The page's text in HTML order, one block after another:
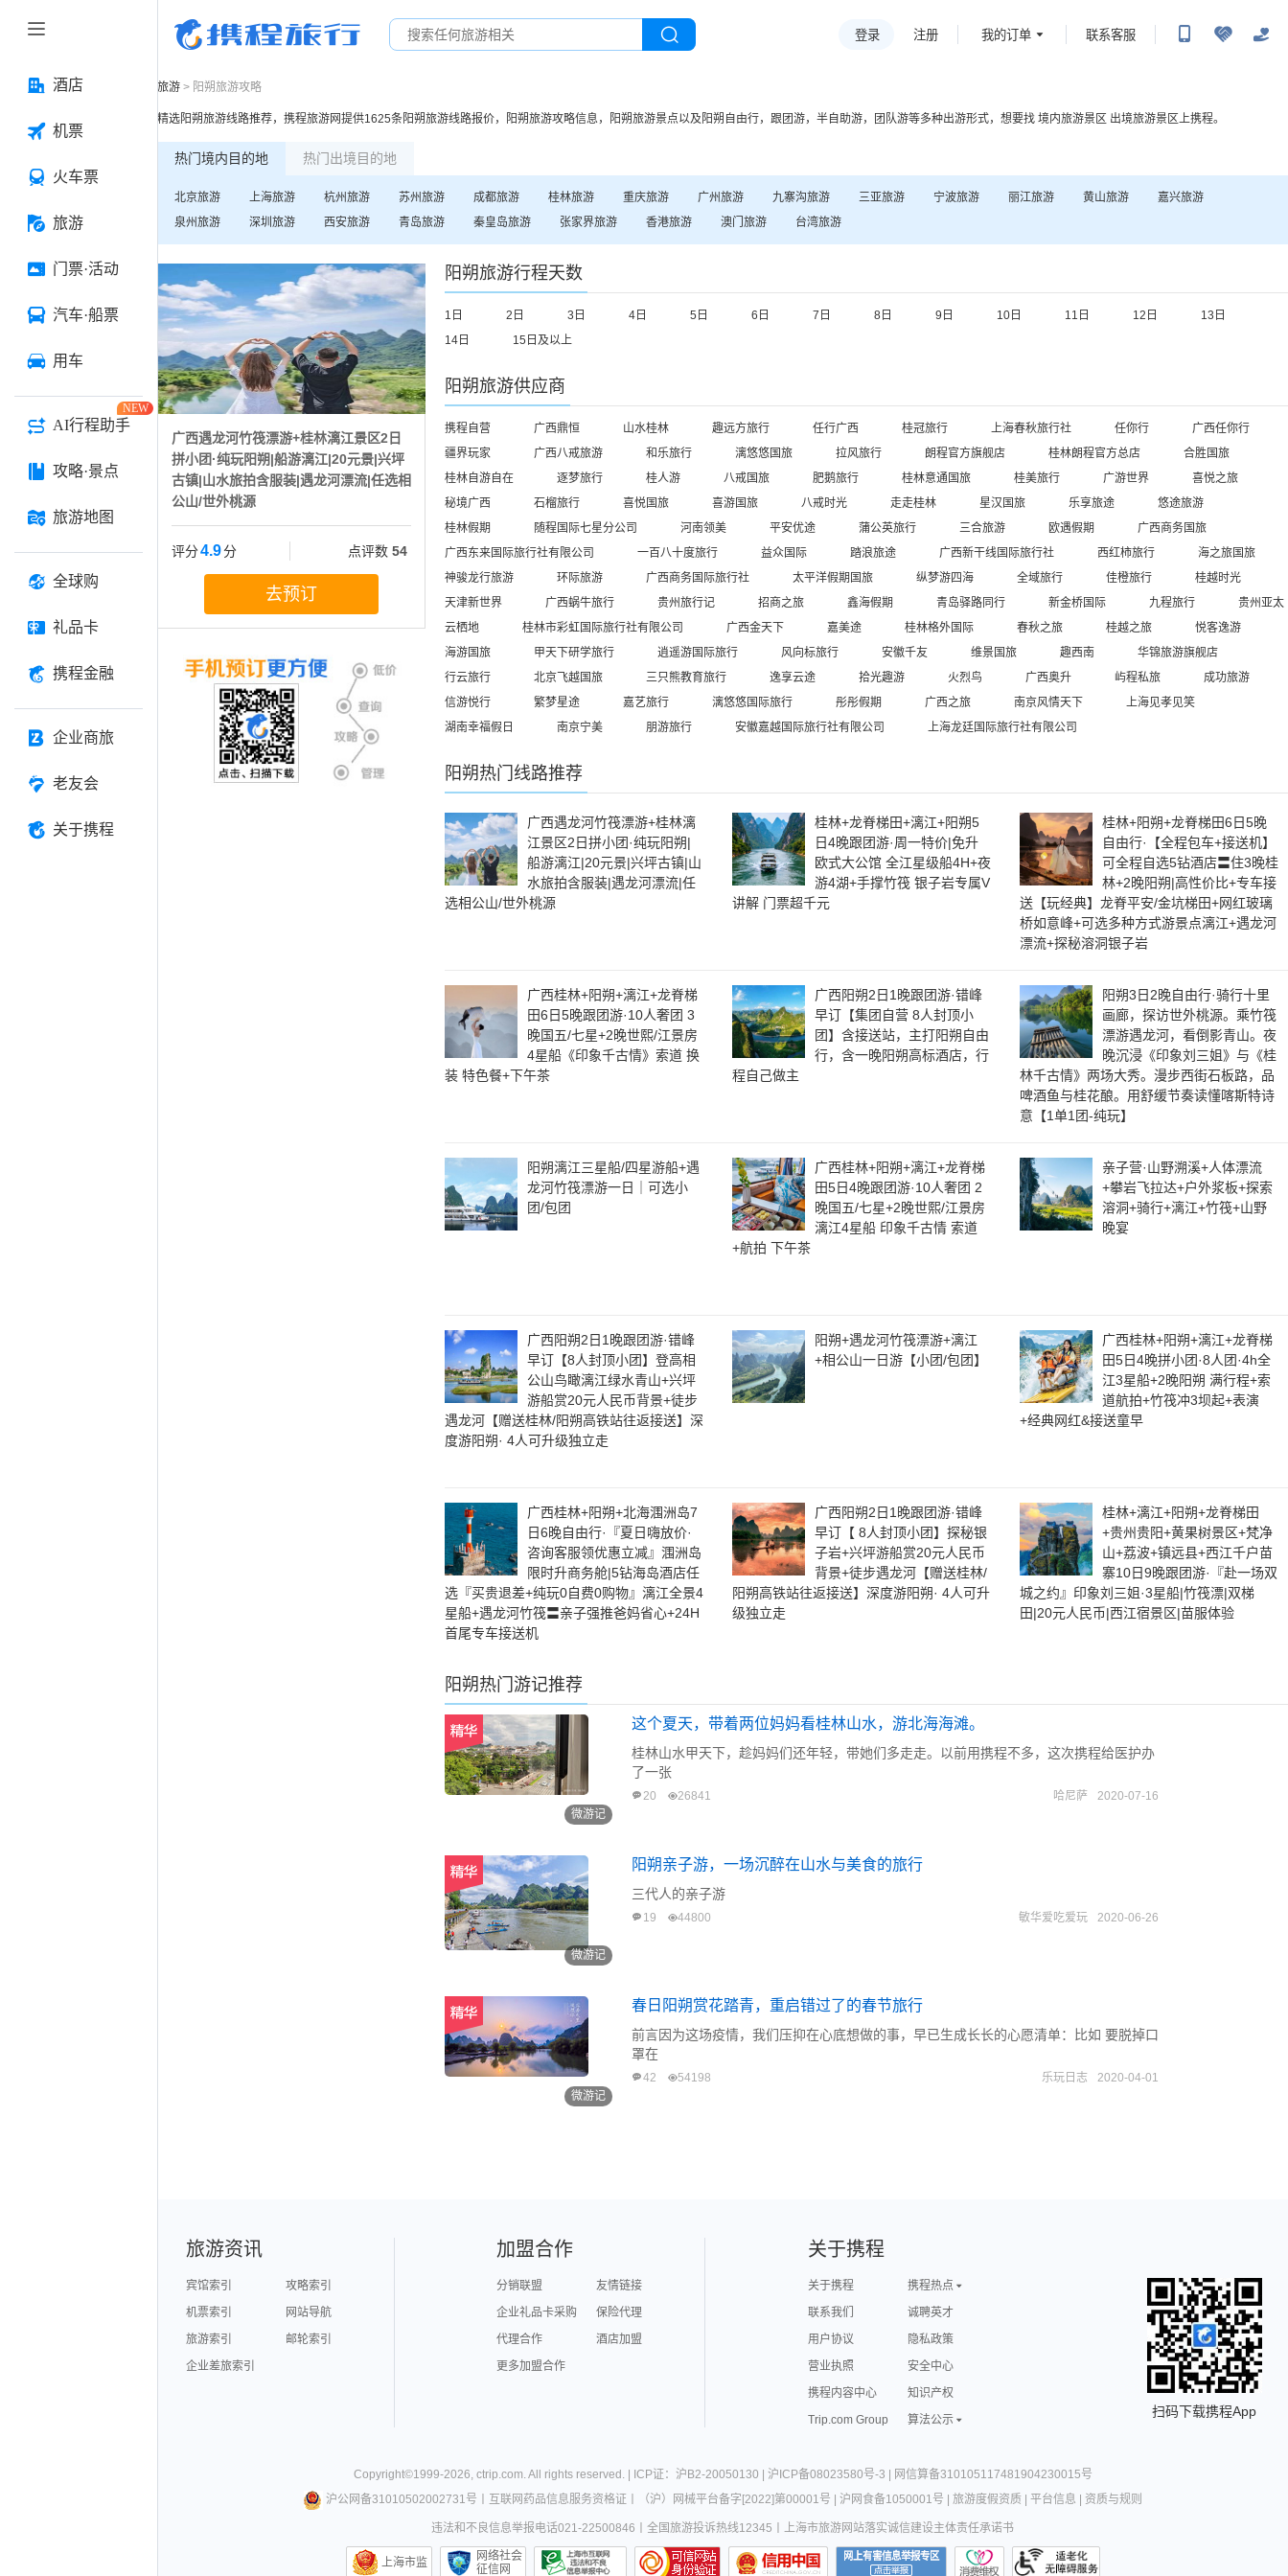
酒店
机票
火车票
旅游
门票·活动
汽车·船票
用车
AI行程助手
NEW
攻略·景点
旅游地图
全球购
礼品卡
携程金融
企业商旅
老友会
关于携程
登录 注册 我的订单 联系客服
旅游 > 阳朔旅游攻略
精选阳朔旅游线路推荐，携程旅游网提供1625条阳朔旅游线路报价， 阳朔旅游攻略信息， 阳朔旅游景点以及 阳朔 自由行，跟团游，半自助游，团队游等多种出游形式，想要找 境内旅游景区 出境旅游景区上携程。
热门境内目的地 热门出境目的地
北京旅游 上海旅游 杭州旅游 苏州旅游 成都旅游 桂林旅游 重庆旅游 广州旅游 九寨沟旅游 三亚旅游 宁波旅游 丽江旅游 黄山旅游 嘉兴旅游
泉州旅游 深圳 旅游 西安旅游 青岛旅游 秦皇岛旅游 张家界旅游 香港旅游 澳门 旅游 台湾旅游
广西遇龙河竹筏漂游+桂林漓江景区2日
拼小团·纯玩阳朔|船游漓江|20元景|兴坪
古镇|山水旅拍含服装|遇龙河漂流|任选相
公山/世外桃源
评分4.9分 点评数 54
去预订
阳朔旅游行程天数
1日 2日 3日 4日 5日 6日 7日 8日 9日 10日 11日 12日
13日
14日
15日及以上
阳朔旅游供应商
携程自营 广西鼎恒 山水桂林 趣远方旅行 任行广西 桂冠旅行 上海春秋旅行社 任你行
广西任你行
疆界玩家
广西八戒旅游 和乐旅行 漓悠悠国旅 拉风旅行 朗程官方旗舰店 桂林朗程官方总店
合胜国旅
桂林自游自在
逐梦旅行 桂人游 八戒国旅 肥鹅旅行 桂林意通国旅 桂美旅行 广游世界
喜悦之旅
秘境广西
石榴旅行 喜悦国旅 喜游国旅 八戒时光 走走桂林 星汉国旅 乐享旅途
悠途旅游
桂林假期
随程国际七星分公司 河南领美 平安优途 蒲公英旅行 三合旅游 欧遇假期
广西商务国旅
广西东来国际旅行社有限公司
一百八十度旅行 益众国际 踏浪旅途 广西新干线国际旅行社 西红柿旅行
海之旅国旅
神骏龙行旅游
环际旅游 广西商务国际旅行社 太平洋假期国旅 纵梦游四海 全域旅行 佳橙旅行
桂越时光
天津新世界
广西蜗牛旅行 贵州旅行记 招商之旅 鑫海假期 青岛驿路同行 新金桥国际 九程旅行
贵州亚太
云栖地
桂林市彩虹国际旅行社有限公司 广西金天下 嘉美途 桂林格外国际 春秋之旅 桂越之旅
悦客逸游
海游国旅
甲天下研学旅行 逍遥游国际旅行 风向标旅行 安徽千友 维景国旅 趣西南
华锦旅游旗舰店
行云旅行
北京飞越国旅 三只熊教育旅行 逸享云途 拾光趣游 火烈鸟 广西奥升 屿程私旅
成功旅游
信游悦行
繁梦星途 嘉艺旅行 漓悠悠国际旅行 彤彤假期 广西之旅 南京风情天下
上海见孝见笑
湖南幸福假日
南京宁美 朋游旅行 安徽嘉越国际旅行社有限公司 上海龙廷国际旅行社有限公司
阳朔热门线路推荐
广西遇龙河竹筏漂游+桂林漓
江景区2日拼小团·纯玩阳朔|
船游漓江|20元景|兴坪古镇|山
水旅拍含服装|遇龙河漂流|任
选相公山/世外桃源
桂林+龙脊梯田+漓江+阳朔5
日4晚跟团游·周一特价|免升
欧式大公馆 全江星级船4H+夜
游4湖+手撑竹筏 银子岩专属V
讲解 门票超千元
桂林+阳朔+龙脊梯田6日5晚
自由行·【全程包车+接送机】
可全程自选5钻酒店〓住3晚桂
林+2晚阳朔|高性价比+专车接
送【玩经典】龙脊平安/金坑梯田+网红玻璃
桥如意峰+可选多种方式游景点漓江+遇龙河
漂流+探秘溶洞银子岩
广西桂林+阳朔+漓江+龙脊梯
田6日5晚跟团游·10人奢团 3
晚国五/七星+2晚世熙/江景房
4星船《印象千古情》索道 换
装 特色餐+下午茶
广西阳朔2日1晚跟团游·错峰
早订【集团自营 8人封顶小
团】含接送站，主打阳朔自由
行，含一晚阳朔高标酒店，行
程自己做主
阳朔3日2晚自由行·骑行十里
画廊，探访世外桃源。乘竹筏
漂游遇龙河，看倒影青山。夜
晚沉浸《印象刘三姐》与《桂
林千古情》两场大秀。漫步西街石板路，品
啤酒鱼与桂花酿。用舒缓节奏读懂喀斯特诗
意【1单1团-纯玩】
阳朔漓江三星船/四星游船+遇
龙河竹筏漂游一日｜可选小
团/包团
广西桂林+阳朔+漓江+龙脊梯
田5日4晚跟团游·10人奢团 2
晚国五/七星+2晚世熙/江景房
漓江4星船 印象千古情 索道
+航拍 下午茶
亲子营·山野溯溪+人体漂流
+攀岩飞拉达+户外浆板+探索
溶洞+骑行+漓江+竹筏+山野
晚宴
广西阳朔2日1晚跟团游·错峰
早订【8人封顶小团】登高相
公山鸟瞰漓江绿水青山+兴坪
游船赏20元人民币背景+徒步
遇龙河【赠送桂林/阳朔高铁站往返接送】深
度游阳朔· 4人可升级独立走
阳朔+遇龙河竹筏漂游+漓江
+相公山一日游【小团/包团】
广西桂林+阳朔+漓江+龙脊梯
田5日4晚拼小团·8人团·4h全
江3星船+2晚阳朔 满行程+索
道航拍+竹筏冲3坝起+表演
+经典网红&接送童早
广西桂林+阳朔+北海涠洲岛7
日6晚自由行·『夏日嗨放价·
咨询客服领优惠立减』涠洲岛
限时升商务舱|5钻海岛酒店任
选『买贵退差+纯玩0自费0购物』漓江全景4
星船+遇龙河竹筏〓亲子强推爸妈省心+24H
首尾专车接送机
广西阳朔2日1晚跟团游·错峰
早订【 8人封顶小团】探秘银
子岩+兴坪游船赏20元人民币
背景+徒步遇龙河【赠送桂林/
阳朔高铁站往返接送】深度游阳朔· 4人可升
级独立走
桂林+漓江+阳朔+龙脊梯田
+贵州贵阳+黄果树景区+梵净
山+荔波+镇远县+西江千户苗
寨10日9晚跟团游·『赴一场双
城之约』印象刘三姐·3星船|竹筏漂|双梯
田|20元人民币|西江宿景区|苗服体验
阳朔热门游记推荐
微游记
这个夏天，带着两位妈妈看桂林山水，游北海海滩。
桂林山水甲天下，趁妈妈们还年轻，带她们多走走。以前用携程不多，这次携程给医护办
了一张
20 26841 哈尼萨 2020-07-16
微游记
阳朔亲子游，一场沉醉在山水与美食的旅行
三代人的亲子游
19 44800 敏华爱吃爱玩 2020-06-26
微游记
春日阳朔赏花踏青，重启错过了的春节旅行
前言因为这场疫情，我们压抑在心底想做的事，早已生成长长的心愿清单：比如 要脱掉口
罩在
42 54198 乐玩日志 2020-04-01
旅游资讯
宾馆索引
攻略索引
机票索引
网站导航
旅游索引
邮轮索引
企业差旅索引
加盟合作
分销联盟
友情链接
企业礼品卡采购
保险代理
代理合作
酒店加盟
更多加盟合作
关于携程
关于携程
携程热点
联系我们
诚聘英才
用户协议
隐私政策
营业执照
安全中心
携程内容中心
知识产权
Trip.com Group
算法公示
扫码下载携程App
Copyright©1999-2026, ctrip.com. All rights reserved. | ICP证：沪B2-20050130 沪ICP备08023580号-3
网信算备310105117481904230015号
沪公网备31010502002731号
互联网药品信息服务资格证 （沪）网械平台备字[2022]第00001号 沪网食备1050001号 旅游度假资质| 平台信息 资质与规则
违法和不良信息举报电话021-22500846 全国旅游投诉热线12345 上海市旅游网站落实诚信建设主体责任承诺书
上海市监
网络社会
征信网